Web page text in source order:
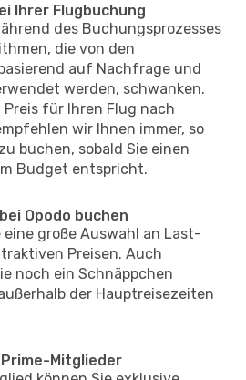
Ihrer Flugbuchung
des Buchungsprozesses
die von den
auf Nachfrage und
werden, schwanken.
für Ihren Flug nach
wir Ihnen immer, so
buchen, sobald Sie einen
Budget entspricht.
Opodo buchen
eine große Auswahl an Last-
Preisen. Auch
noch ein Schnäppchen
der Hauptreisezeiten
Mitglieder